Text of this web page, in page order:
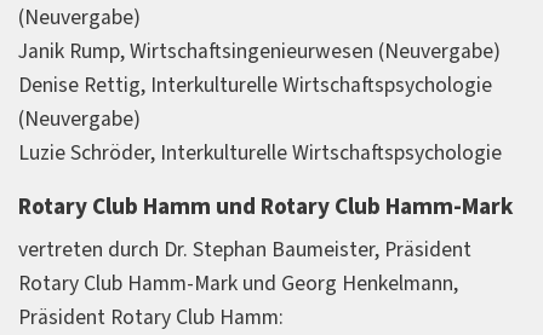
(Neuvergabe)
Janik Rump, Wirtschaftsingenieurwesen (Neuvergabe)
Denise Rettig, Interkulturelle Wirtschaftspsychologie
(Neuvergabe)
Luzie Schröder, Interkulturelle Wirtschaftspsychologie
Rotary Club Hamm und Rotary Club Hamm-Mark
vertreten durch Dr. Stephan Baumeister, Präsident
Rotary Club Hamm-Mark und Georg Henkelmann,
Präsident Rotary Club Hamm: